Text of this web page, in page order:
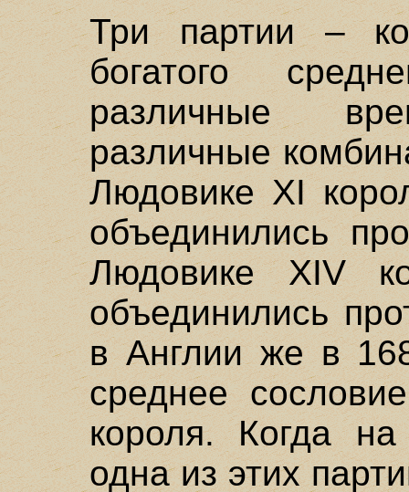
Три партии –
богатого
различные
различные
Людовике XI
объединились
Людовике XIV
объединились
в Англии же в
среднее
короля. Когда
одна из этих